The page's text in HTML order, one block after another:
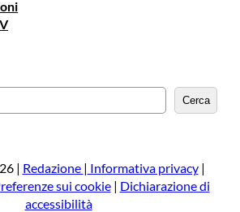
e
a
Cerca
| Redazione | Informativa privacy|
sui cookie| Dichiarazione di
accessibilità